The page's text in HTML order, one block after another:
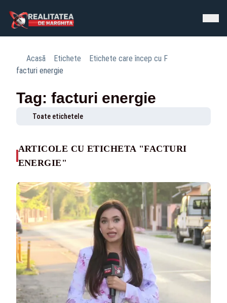
Acasă Etichete
Etichete care încep cu F
facturi energie
Tag: facturi energie
Toate etichetele
ARTICOLE CU ETICHETA "FACTURI
ENERGIE"